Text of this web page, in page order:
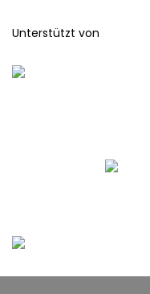
Unterstützt von